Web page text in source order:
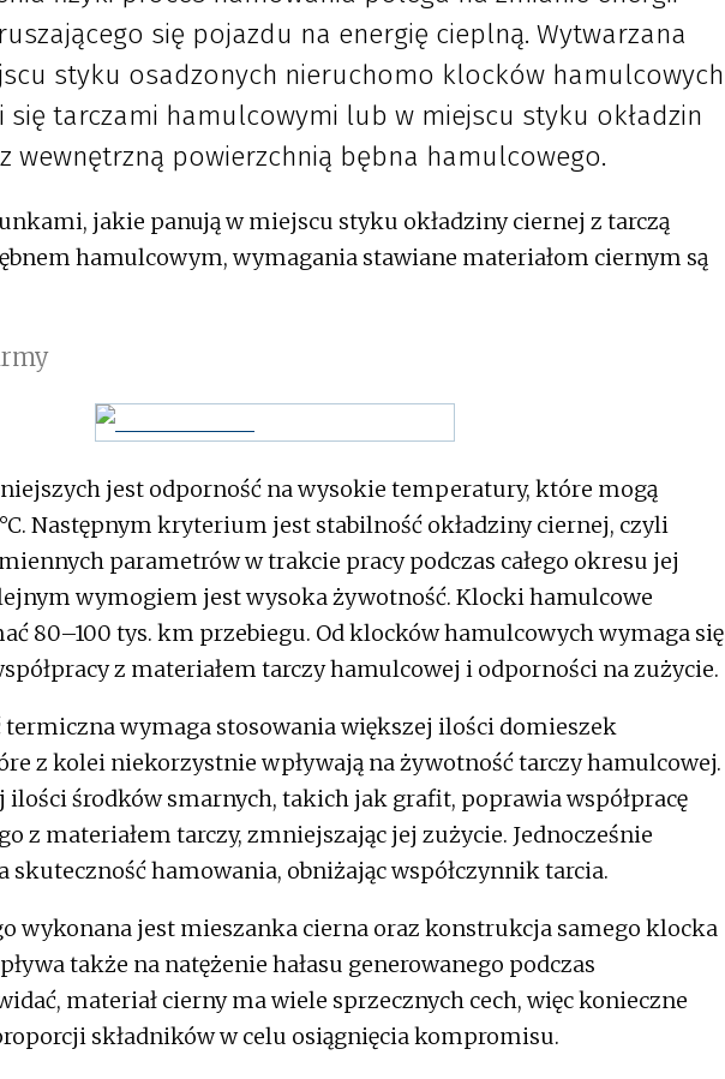
się pojazdu na energię cieplną. Wytwarzana
styku osadzonych nieruchomo klocków hamulcowych
się tarczami hamulcowymi lub w miejscu styku okładzin
wewnętrzną powierzchnią bębna hamulcowego.
jakie panują w miejscu styku okładziny ciernej z tarczą
hamulcowym, wymagania stawiane materiałom ciernym są
jest odporność na wysokie temperatury, które mogą
Następnym kryterium jest stabilność okładziny ciernej, czyli
parametrów w trakcie pracy podczas całego okresu jej
wymogiem jest wysoka żywotność. Klocki hamulcowe
80–100 tys. km przebiegu. Od klocków hamulcowych wymaga się
z materiałem tarczy hamulcowej i odporności na zużycie.
termiczna wymaga stosowania większej ilości domieszek
z kolei niekorzystnie wpływają na żywotność tarczy hamulcowej.
ilości środków smarnych, takich jak grafit, poprawia współpracę
z materiałem tarczy, zmniejszając jej zużycie. Jednocześnie
skuteczność hamowania, obniżając współczynnik tarcia.
wykonana jest mieszanka cierna oraz konstrukcja samego klocka
także na natężenie hałasu generowanego podczas
materiał cierny ma wiele sprzecznych cech, więc konieczne
składników w celu osiągnięcia kompromisu.